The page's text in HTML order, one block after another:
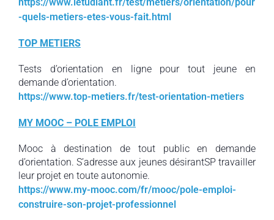
-quels-metiers-etes-vous-fait.html
TOP METIERS
Tests d’orientation en ligne pour tout jeune en
demande d’orientation.
https://www.top-metiers.fr/test-orientation-metiers
MY MOOC – POLE EMPLOI
Mooc à destination de tout public en demande
d’orientation. S’adresse aux jeunes désirantSP travailler
leur projet en toute autonomie.
https://www.my-mooc.com/fr/mooc/pole-emploi-
construire-son-projet-professionnel